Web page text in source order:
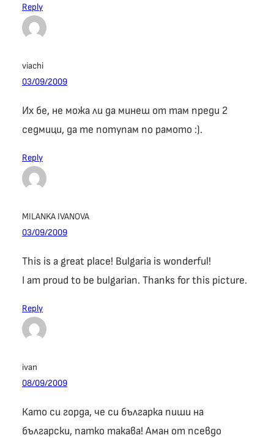
Reply
viachi
03/09/2009
Их бе, не можа ли да минеш от там преди 2
седмици, да те потупам по рамото :).
Reply
MILANKA IVANOVA
03/09/2009
This is a great place! Bulgaria is wonderful!
I am proud to be bulgarian. Thanks for this picture.
Reply
ivan
08/09/2009
Като си горда, че си българка пиши на
български, патко такава! Аман от псевдо